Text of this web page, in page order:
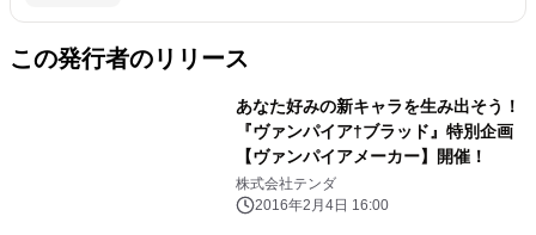
この発行者のリリース
あなた好みの新キャラを生み出そう！
『ヴァンパイア†ブラッド』特別企画
【ヴァンパイアメーカー】開催！
株式会社テンダ
2016年2月4日 16:00